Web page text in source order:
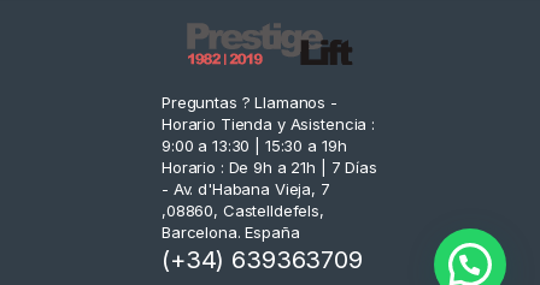
Preguntas ? Llamanos -
Horario Tienda y Asistencia :
9:00 a 13:30 | 15:30 a 19h
Horario : De 9h a 21h | 7 Días
- Av. d'Habana Vieja, 7
,08860, Castelldefels,
Barcelona. España
(+34) 639363709